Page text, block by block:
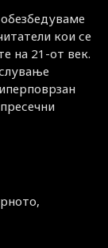
кои се
на 21-от век.